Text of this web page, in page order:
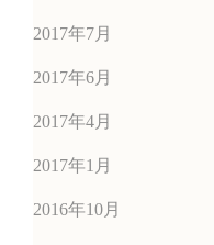
2017年7月
2017年6月
2017年4月
2017年1月
2016年10月